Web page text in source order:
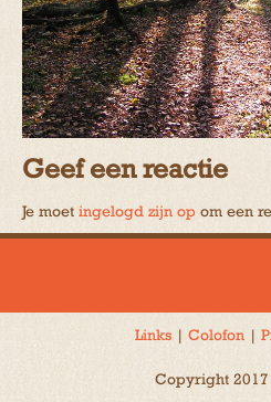
Geef een reactie
Je moet ingelogd zijn op om een
Links | Colofon |
Copyright 2017